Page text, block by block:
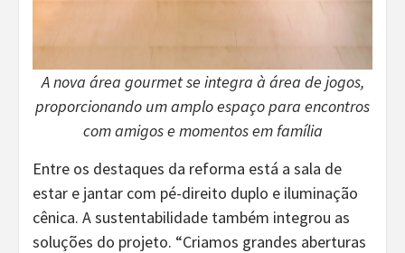
A nova área gourmet se integra à área de jogos,
proporcionando um amplo espaço para encontros
com amigos e momentos em família
Entre os destaques da reforma está a sala de
estar e jantar com pé-direito duplo e iluminação
cênica. A sustentabilidade também integrou as
soluções do projeto. “Criamos grandes aberturas